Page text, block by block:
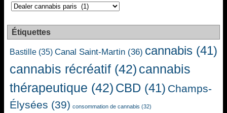
Catégories
Étiquettes
Bastille (35) Canal Saint-Martin (36) cannabis (41)
cannabis récréatif (42) cannabis
thérapeutique (42) CBD (41) Champs-
Élysées (39) consommation de cannabis (32)